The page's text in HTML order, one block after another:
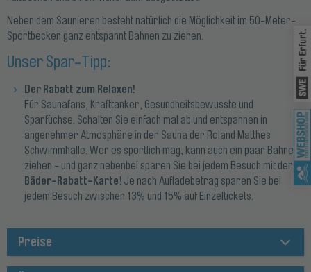
Neben dem Saunieren besteht natürlich die Möglichkeit im 50-Meter-
Sportbecken ganz entspannt Bahnen zu ziehen.
Unser Spar-Tipp:
Der Rabatt zum Relaxen!
Für Saunafans, Krafttanker, Gesundheitsbewusste und
Sparfüchse. Schalten Sie einfach mal ab und entspannen in
angenehmer Atmosphäre in der Sauna der Roland Matthes
Schwimmhalle. Wer es sportlich mag, kann auch ein paar Bahnen
ziehen - und ganz nebenbei sparen Sie bei jedem Besuch mit der
Bäder-Rabatt-Karte! Je nach Aufladebetrag sparen Sie bei
jedem Besuch zwischen 13% und 15% auf Einzeltickets.
Preise